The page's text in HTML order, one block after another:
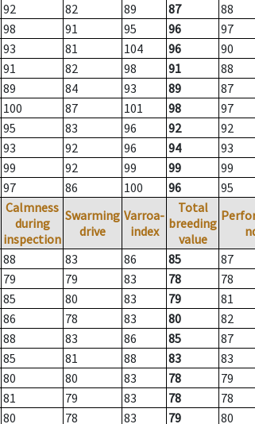
92 82 89 87
88
98 91 95 96
97
93 81 104 96
90
91 82 98 91
88
89 84 93 89
87
100 87 101 98
97
95 83 96 92
92
93 92 96 94
93
99 92 99 99
99
97 86 100 96 95
Calmness
during
inspection
Swarming
drive
Varroa-
index
Total
breeding
value
88 83 86 85
87
79 79 83 78
78
85 80 83 79
81
86 78 83 80
82
88 83 86 85
87
85 81 88 83
83
80 80 83 78
79
81 79 83 78
78
80 78 83 79 80